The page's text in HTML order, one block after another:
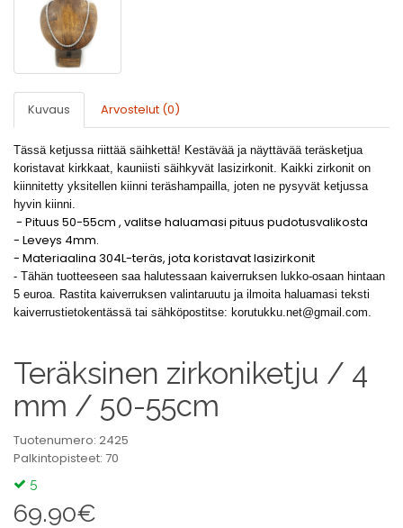
Kuvaus Arvostelut (0)
Tässä ketjussa riittää säihkettä! Kestävää ja näyttävää teräsketjua
koristavat kirkkaat, kauniisti säihkyvät lasizirkonit. Kaikki zirkonit on
kiinnitetty yksitellen kiinni teräshampailla, joten ne pysyvät ketjussa
hyvin kiinni.
- Pituus 50-55cm , valitse haluamasi pituus pudotusvalikosta
- Leveys 4mm.
- Materiaalina 304L-teräs, jota koristavat lasizirkonit
- Tähän tuotteeseen saa halutessaan kaiverruksen lukko-osaan hintaan
5 euroa. Rastita kaiverruksen valintaruutu ja ilmoita haluamasi teksti
kaiverrustietokentässä tai sähköpostitse: korutukku.net@gmail.com.
Teräksinen zirkoniketju / 4
mm / 50-55cm
Tuotenumero: 2425
Palkintopisteet: 70
5
69.90€